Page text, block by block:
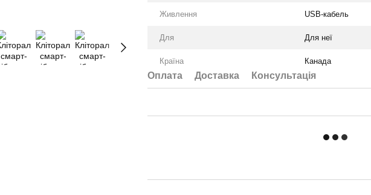
Живлення USB-кабель
Для Для неї
Країна Канада
Оплата Доставка Консультація